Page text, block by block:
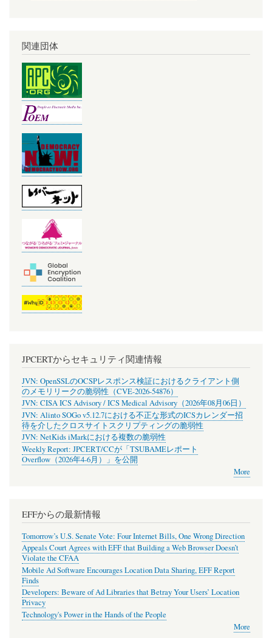
関連団体
JPCERTからセキュリティ関連情報
JVN: OpenSSLのOCSPレスポンス検証におけるクライアント側
のメモリリークの脆弱性（CVE-2026-54876）
JVN: CISA ICS Advisory / ICS Medical Advisory（2026年08月06日）
JVN: Alinto SOGo v5.12.7における不正な形式のICSカレンダー招
待を介したクロスサイトスクリプティングの脆弱性
JVN: NetKids iMarkにおける複数の脆弱性
Weekly Report: JPCERT/CCが「TSUBAMEレポート
Overflow（2026年4-6月）」を公開
More
EFFからの最新情報
Tomorrow’s U.S. Senate Vote: Four Internet Bills, One Wrong Direction
Appeals Court Agrees with EFF that Building a Web Browser Doesn’t
Violate the CFAA
Mobile Ad Software Encourages Location Data Sharing, EFF Report
Finds
Developers: Beware of Ad Libraries that Betray Your Users’ Location
Privacy
Technology's Power in the Hands of the People
More